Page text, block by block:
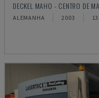
DECKEL MAHO - CENTRO DE
ALEMANHA 2003